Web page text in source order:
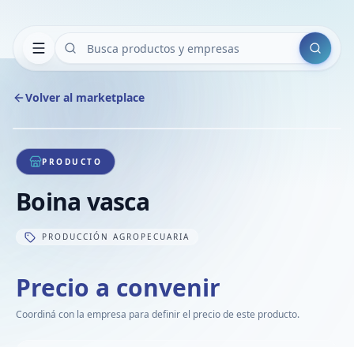
Buscar
Volver al marketplace
1/1
PRODUCTO
Boina vasca
PRODUCCIÓN AGROPECUARIA
Precio a convenir
Coordiná con la empresa para definir el precio de este producto.